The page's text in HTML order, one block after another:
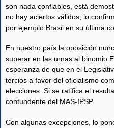
son nada confiables, está
no hay aciertos válidos, lo
por ejemplo Brasil en su última
En nuestro país la oposición
superar en las urnas al binomio
esperanza de que en el
tercios a favor del oficialismo
elecciones. Si se ratifica el
contundente del MAS-IPSP.
Con algunas excepciones, lo